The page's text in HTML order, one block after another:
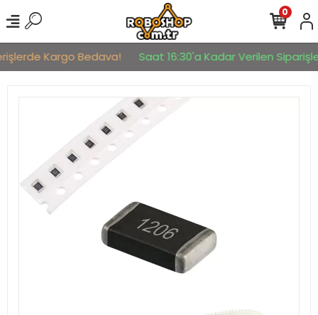
Kargo Bedava! Saat 16:30'a Kadar Verilen
0